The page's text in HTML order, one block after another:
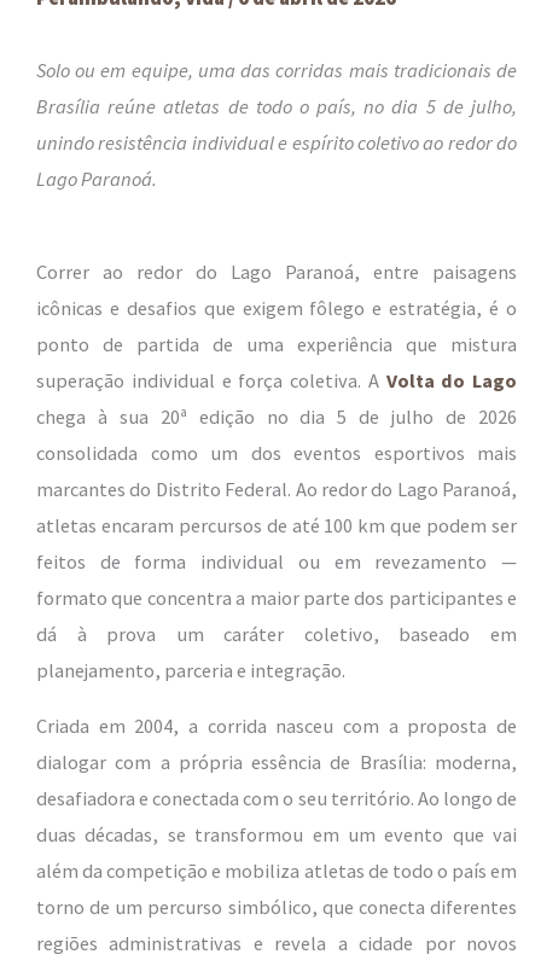
Solo ou em equipe, uma das corridas mais tradicionais de
Brasília reúne atletas de todo o país, no dia 5 de julho,
unindo resistência individual e espírito coletivo ao redor do
Lago Paranoá.
Correr ao redor do Lago Paranoá, entre paisagens
icônicas e desafios que exigem fôlego e estratégia, é o
ponto de partida de uma experiência que mistura
superação individual e força coletiva. A Volta do Lago
chega à sua 20ª edição no dia 5 de julho de 2026
consolidada como um dos eventos esportivos mais
marcantes do Distrito Federal. Ao redor do Lago Paranoá,
atletas encaram percursos de até 100 km que podem ser
feitos de forma individual ou em revezamento —
formato que concentra a maior parte dos participantes e
dá à prova um caráter coletivo, baseado em
planejamento, parceria e integração.
Criada em 2004, a corrida nasceu com a proposta de
dialogar com a própria essência de Brasília: moderna,
desafiadora e conectada com o seu território. Ao longo de
duas décadas, se transformou em um evento que vai
além da competição e mobiliza atletas de todo o país em
torno de um percurso simbólico, que conecta diferentes
regiões administrativas e revela a cidade por novos